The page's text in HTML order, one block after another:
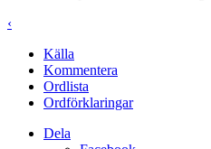
‹
Källa
Kommentera
Ordlista
Ordförklaringar
Dela